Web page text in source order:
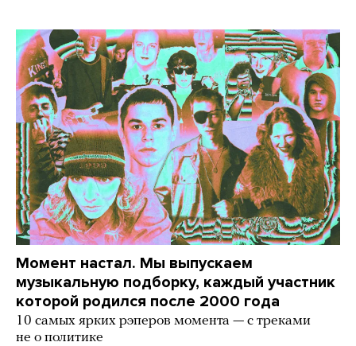
Момент настал. Мы выпускаем
музыкальную подборку, каждый участник
которой родился после 2000 года
10 самых ярких рэперов момента — с треками
не о политике